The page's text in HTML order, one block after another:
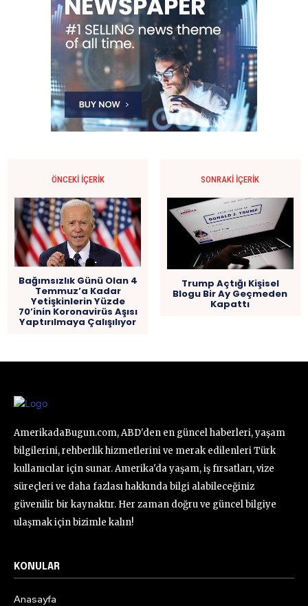
ÖNCEKI İÇERIK
Bağımsızlık Günü Olan 4
Temmuz’a Kadar
Yetişkinlerin Yüzde
70’inin Koronavirüs Aşısı
Yaptırılmaya Çalışılıyor
SONRAKI İÇERIK
Trump Açtığı Kişisel
Blogu Bir Ay Geçmeden
Kapattı
AmerikadaBugun.com, ABD'den en güncel haberleri, yaşam
bilgilerini, rehberlik hizmetlerini ve merak edilenleri Türk
kullanıcılar için sunar. Amerika'da yaşam, iş fırsatları, vize
süreçleri ve daha fazlası hakkında bilgi alabileceğiniz
güvenilir bir kaynaktır. Her zaman doğru ve güncel bilgiye
ulaşmak için bizimle kalın!
KONULAR
Anasayfa